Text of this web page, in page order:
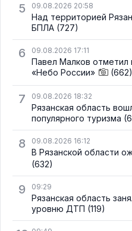
5 09.08.2026 20:58
Над территорией
БПЛА (727)
6 09.08.2026 17:11
Павел Малков отметил
«Небо России»
(662)
7 09.08.2026 18:32
Рязанская область
популярного туризма
8 09.08.2026 16:12
В Рязанской области
(632)
9 09:29
Рязанская область
уровню ДТП (119)